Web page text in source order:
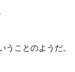
うことのようだ。